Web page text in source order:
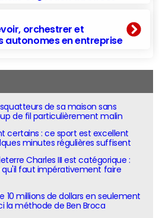
orchestrer et
autonomes en entreprise
de sa maison sans
de fil particulièrement malin
certains : ce sport est excellent
minutes régulières suffisent
Charles III est catégorique :
faut impérativement faire
10 millions de dollars en seulement
la méthode de Ben Broca